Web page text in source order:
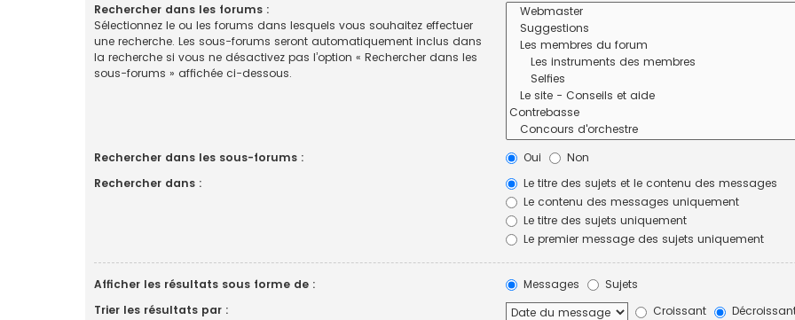
Rechercher dans les forums :
Sélectionnez le ou les forums dans lesquels vous souhaitez effectuer
une recherche. Les sous-forums seront automatiquement inclus dans
la recherche si vous ne désactivez pas l’option « Rechercher dans les
sous-forums » affichée ci-dessous.
Rechercher dans les sous-forums : Oui
Non
Rechercher dans :
Le titre des sujets et le contenu des messages
Le contenu des messages uniquement
Le titre des sujets uniquement
Le premier message des sujets uniquement
Afficher les résultats sous forme de : Messages
Sujets
Trier les résultats par :
Croissant